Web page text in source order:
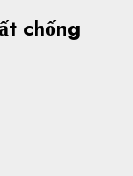
chống